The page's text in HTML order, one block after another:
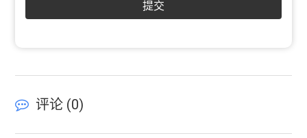
提交
评论 (0)